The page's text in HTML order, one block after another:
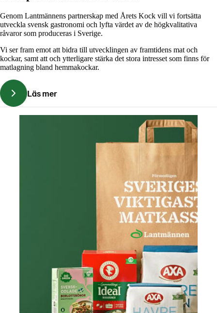
Genom Lantmännens partnerskap med Årets Kock vill vi fortsätta
utveckla svensk gastronomi och lyfta värdet av de högkvalitativa
råvaror som produceras i Sverige.
Vi ser fram emot att bidra till utvecklingen av framtidens mat och
kockar, samt att och ytterligare stärka det stora intresset som finns för
matlagning bland hemmakockar.
Läs mer